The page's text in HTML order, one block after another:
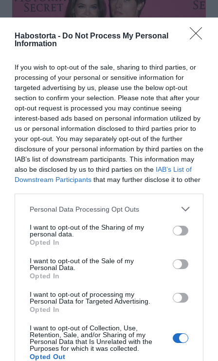
Habostorta - Do Not Process My Personal
Information
If you wish to opt-out of the sale, sharing to third parties, or
processing of your personal or sensitive information for
targeted advertising by us, please use the below opt-out
section to confirm your selection. Please note that after your
opt-out request is processed you may continue seeing
interest-based ads based on personal information utilized by
us or personal information disclosed to third parties prior to
your opt-out. You may separately opt-out of the further
disclosure of your personal information by third parties on the
IAB’s list of downstream participants. This information may
also be disclosed by us to third parties on the IAB’s List of
Downstream Participants that may further disclose it to other
Please note that this website/app uses one or more Google
not limited to your visit or usage behaviour. You may click to
grant or deny consent to Google and its third-party tags to
use your data for below specified purposes in below Google
consent section.
Personal Data Processing Opt Outs
I want to opt-out of the Sharing of my
personal data.
Opted In
I want to opt-out of the Sale of my
Personal Data.
Opted In
I want to opt-out of processing my
Personal Data for Targeted Advertising.
Opted In
I want to opt-out of Collection, Use,
Retention, Sale, and/or Sharing of my
Personal Data that Is Unrelated with the
Purposes for which it was collected.
Opted Out
– Időre volt szükségem. Nem voltam jó passzban
akkoriban, és azt hiszem, a szívem mélyén tudtam, hogy
ebből valami komolyabb is lehet – reagált Palvin Barbara,
aki nyolc hónapja van együtt szerelmével.
Forrás: Blikk
Megosztás: Facebook Twitter Pinterest
románc,Dylan Sprouse
Korábbi bejegyzések Következő bejegyzés
HASONLÓ BEJEGYZÉSEK